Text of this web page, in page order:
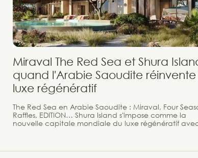
Miraval The Red Sea et Shura
quand l'Arabie Saoudite réinvente
luxe régénératif
The Red Sea en Arabie Saoudite : Miraval, Four
Raffles, EDITION… Shura Island s'impose comme la
nouvelle capitale mondiale du luxe régénératif avec